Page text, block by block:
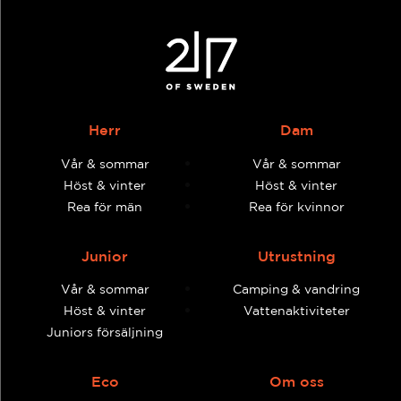
Herr
Vår & sommar
Höst & vinter
Rea för män
Dam
Vår & sommar
Höst & vinter
Rea för kvinnor
Junior
Vår & sommar
Höst & vinter
Juniors försäljning
Utrustning
Camping & vandring
Vattenaktiviteter
Eco Om oss